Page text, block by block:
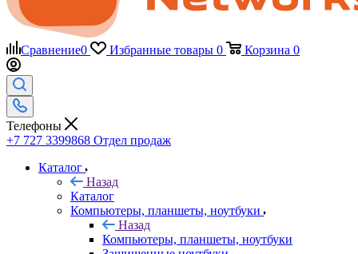
Сравнение0 Избранные товары 0 Корзина 0
Телефоны
+7 727 3399868 Отдел продаж
Каталог
Назад
Каталог
Компьютеры, планшеты, ноутбуки
Назад
Компьютеры, планшеты, ноутбуки